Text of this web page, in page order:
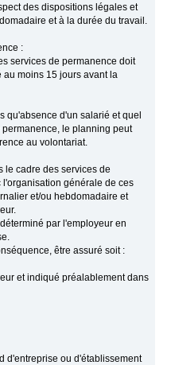
des dispositions légales et
et à la durée du travail.
:
services de permanence doit
au moins 15 jours avant la
qu'absence d'un salarié et quel
le planning peut
au volontariat.
le cadre des services de
générale de ces
et/ou hebdomadaire et
par l'employeur en
être assuré soit :
et indiqué préalablement dans
d'entreprise ou d'établissement